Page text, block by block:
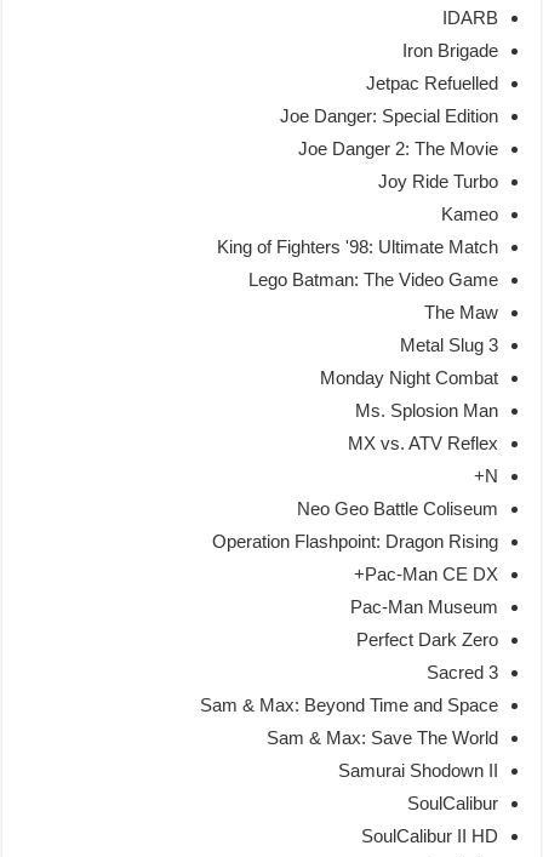
IDARB
Iron Brigade
Jetpac Refuelled
Joe Danger: Special Edition
Joe Danger 2: The Movie
Joy Ride Turbo
Kameo
King of Fighters '98: Ultimate Match
Lego Batman: The Video Game
The Maw
Metal Slug 3
Monday Night Combat
Ms. Splosion Man
MX vs. ATV Reflex
N+
Neo Geo Battle Coliseum
Operation Flashpoint: Dragon Rising
Pac-Man CE DX+
Pac-Man Museum
Perfect Dark Zero
Sacred 3
Sam & Max: Beyond Time and Space
Sam & Max: Save The World
Samurai Shodown II
SoulCalibur
SoulCalibur II HD